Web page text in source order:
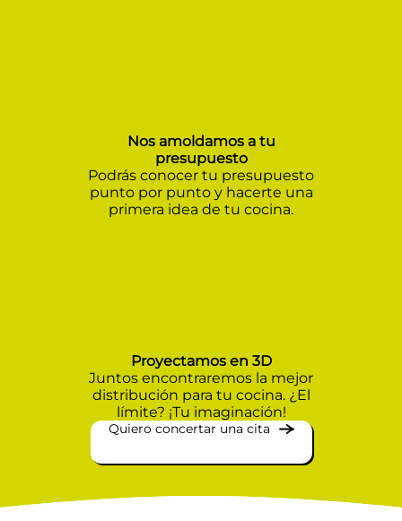
Nos amoldamos a tu
presupuesto
Podrás conocer tu presupuesto
punto por punto y hacerte una
primera idea de tu cocina.
Proyectamos en 3D
Juntos encontraremos la mejor
distribución para tu cocina. ¿El
límite? ¡Tu imaginación!
Quiero concertar una cita